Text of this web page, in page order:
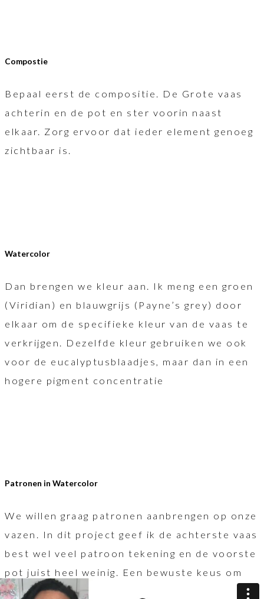
Compostie
Bepaal eerst de compositie. De Grote vaas
achterin en de pot en ster voorin naast
elkaar. Zorg ervoor dat ieder element genoeg
zichtbaar is.
Watercolor
Dan brengen we kleur aan. Ik meng een groen
(Viridian) en blauwgrijs (Payne’s grey) door
elkaar om de specifieke kleur van de vaas te
verkrijgen. Dezelfde kleur gebruiken we ook
voor de eucalyptusblaadjes, maar dan in een
hogere pigment concentratie
Patronen in Watercolor
We willen graag patronen aanbrengen op onze
vazen. In dit project geef ik de achterste vaas
best wel veel patroon tekening en de voorste
pot juist heel weinig. Een bewuste keus om
alles niet te druk te maken. Hierin is er geen